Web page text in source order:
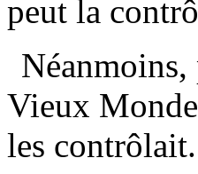
peut la
Vieux
les contrôlait.